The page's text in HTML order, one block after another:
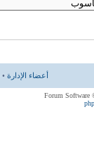
أعضاء الإدارة •